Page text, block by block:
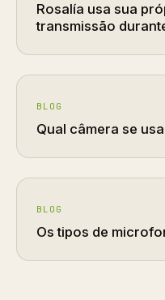
Rosalía usa sua
transmissão
BLOG
Qual câmera se
BLOG
Os tipos de